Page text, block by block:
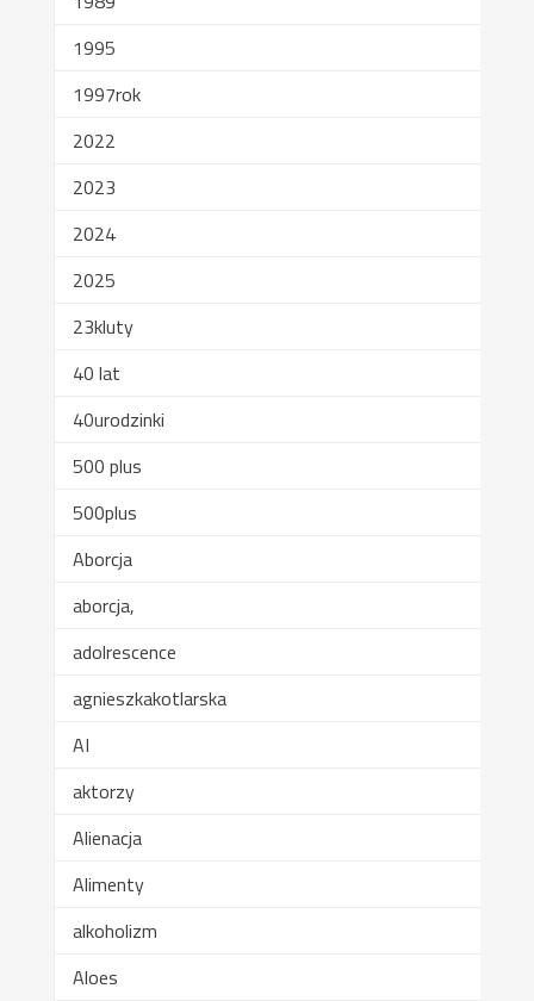
1995
1997rok
2022
2023
2024
2025
23kluty
40 lat
40urodzinki
500 plus
500plus
Aborcja
aborcja,
adolrescence
agnieszkakotlarska
AI
aktorzy
Alienacja
Alimenty
alkoholizm
Aloes